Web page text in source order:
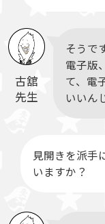
古舘
先生
そうで
電子版
て、電
いいん
見開きを派手
いますか？